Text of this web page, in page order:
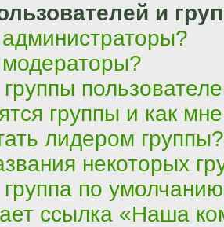
и
администраторы?
модераторы?
группы и как
лидером группы?
некоторых
группа по
ссылка «Наша